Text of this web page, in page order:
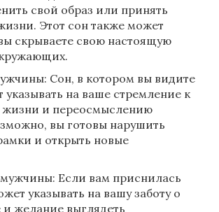
свой образ или принять
Этот сон также может
скрываете свою настоящую
Сон, в котором вы видите
на ваше стремление к
жизни и переосмыслению
вы готовы нарушить
и открыть новые
Если вам приснилась
указывать на вашу заботу о
желание выглядеть